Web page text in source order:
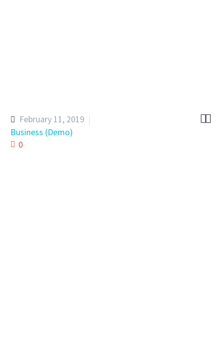

February 11, 2019
Business (Demo)
0